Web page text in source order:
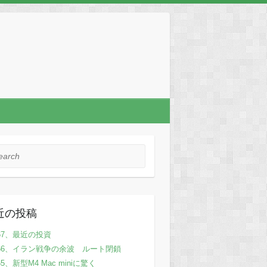
の投稿
、最近の投資
、イラン戦争の余波 ルート閉鎖
、新型M4 Mac miniに驚く